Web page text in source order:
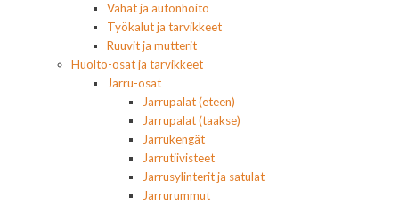
Vahat ja autonhoito
Työkalut ja tarvikkeet
Ruuvit ja mutterit
Huolto-osat ja tarvikkeet
Jarru-osat
Jarrupalat (eteen)
Jarrupalat (taakse)
Jarrukengät
Jarrutiivisteet
Jarrusylinterit ja satulat
Jarrurummut